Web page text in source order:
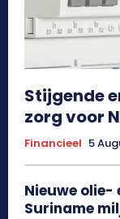
Stijgende
zorg voor
Financieel 5
Nieuwe olie-
Suriname